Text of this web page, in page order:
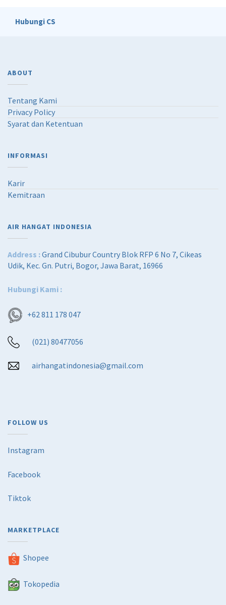
Hubungi CS
ABOUT
Tentang Kami
Privacy Policy
Syarat dan Ketentuan
INFORMASI
Karir
Kemitraan
AIR HANGAT INDONESIA
Address :Grand Cibubur Country Blok RFP 6 No 7, Cikeas
Udik, Kec. Gn. Putri, Bogor, Jawa Barat, 16966
Hubungi Kami :
+62 811 178 047
(021) 80477056
airhangatindonesia@gmail.com
FOLLOW US
Instagram
Facebook
Tiktok
MARKETPLACE
Shopee
Tokopedia